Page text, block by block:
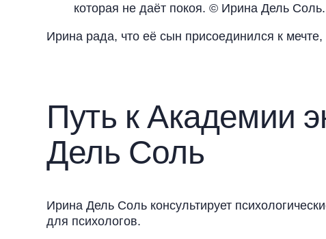
которая не даёт покоя. © Ирина Дель Соль.
Ирина рада, что её сын присоединился к
Путь к Академии
Дель Соль
Ирина Дель Соль консультирует
для психологов.